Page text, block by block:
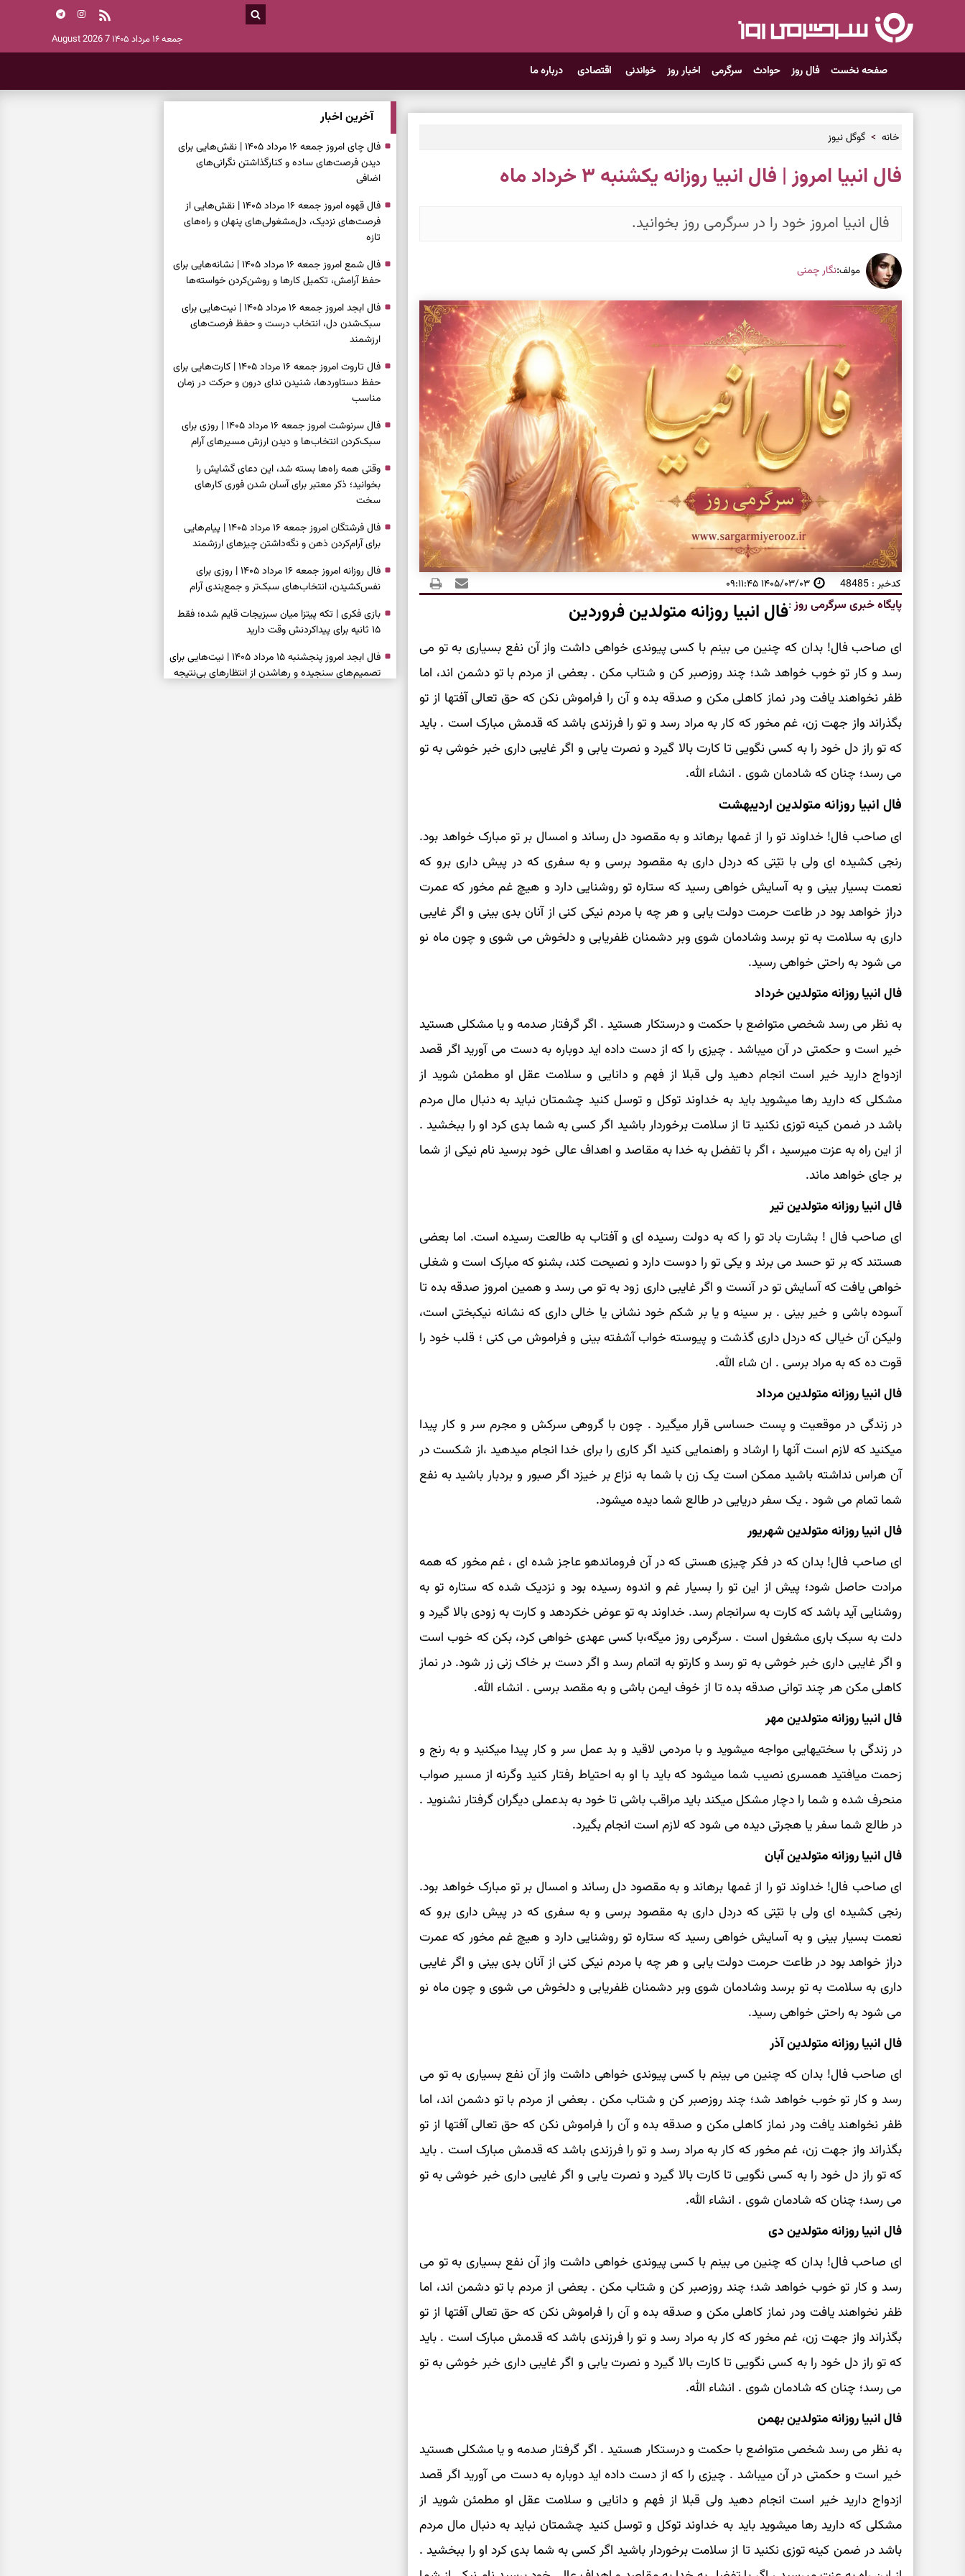
جمعه ۱۶ مرداد ۱۴۰۵ 7 August 2026
صفحه نخست فال روز حوادث سرگرمی اخبار روز خواندنی اقتصادی درباره ما
خانه گوگل نیوز
فال انبیا امروز | فال انبیا روزانه یکشنبه ۳ خرداد ماه
فال انبیا امروز خود را در سرگرمی روز بخوانید.
مولف:نگار چمنی
کدخبر : 48485 ۱۴۰۵/۰۳/۰۳ ۰۹:۱۱:۴۵
پایگاه خبری سرگرمی روز:فال انبیا روزانه متولدین فروردین
ای صاحب فال! بدان که چنین می بینم با کسی پیوندی خواهی داشت واز آن نفع بسیاری به تو می
رسد و کار تو خوب خواهد شد؛ چند روزصبر کن و شتاب مکن . بعضی از مردم با تو دشمن اند، اما
ظفر نخواهند یافت ودر نماز کاهلی مکن و صدقه بده و آن را فراموش نکن که حق تعالی آفتها از تو
بگذراند واز جهت زن، غم مخور که کار به مراد رسد و تو را فرزندی باشد که قدمش مبارک است . باید
که تو راز دل خود را به کسی نگویی تا کارت بالا گیرد و نصرت یابی و اگر غایبی داری خبر خوشی به تو
می رسد؛ چنان که شادمان شوی . انشاء الله.
فال انبیا روزانه متولدین اردیبهشت
ای صاحب فال! خداوند تو را از غمها برهاند و به مقصود دل رساند و امسال بر تو مبارک خواهد بود.
رنجی کشیده ای ولی با نیّتی که دردل داری به مقصود برسی و به سفری که در پیش داری برو که
نعمت بسیار بینی و به آسایش خواهی رسید که ستاره تو روشنایی دارد و هیچ غم مخور که عمرت
دراز خواهد بود در طاعت حرمت دولت یابی و هر چه با مردم نیکی کنی از آنان بدی بینی و اگر غایبی
داری به سلامت به تو برسد وشادمان شوی وبر دشمنان ظفریابی و دلخوش می شوی و چون ماه نو
می شود به راحتی خواهی رسید.
فال انبیا روزانه متولدین خرداد
به نظر می رسد شخصی متواضع با حکمت و درستکار هستید . اگر گرفتار صدمه و یا مشکلی هستید
خیر است و حکمتی در آن میباشد . چیزی را که از دست داده اید دوباره به دست می آورید اگر قصد
ازدواج دارید خیر است انجام دهید ولی قبلا از فهم و دانایی و سلامت عقل او مطمئن شوید از
مشکلی که دارید رها میشوید باید به خداوند توکل و توسل کنید چشمتان نباید به دنبال مال مردم
باشد در ضمن کینه توزی نکنید تا از سلامت برخوردار باشید اگر کسی به شما بدی کرد او را ببخشید .
از این راه به عزت میرسید ، اگر با تفضل به خدا به مقاصد و اهداف عالی خود برسید نام نیکی از شما
بر جای خواهد ماند.
فال انبیا روزانه متولدین تیر
ای صاحب فال ! بشارت باد تو را که به دولت رسیده ای و آفتاب به طالعت رسیده است. اما بعضی
هستند که بر تو حسد می برند و یکی تو را دوست دارد و نصیحت کند، بشنو که مبارک است و شغلی
خواهی یافت که آسایش تو در آنست و اگر غایبی داری زود به تو می رسد و همین امروز صدقه بده تا
آسوده باشی و خیر بینی . بر سینه و یا بر شکم خود نشانی یا خالی داری که نشانه نیکبختی است،
ولیکن آن خیالی که دردل داری گذشت و پیوسته خواب آشفته بینی و فراموش می کنی ؛ قلب خود را
قوت ده که به مراد برسی . ان شاء الله.
فال انبیا روزانه متولدین مرداد
در زندگی در موقعیت و پست حساسی قرار میگیرد . چون با گروهی سرکش و مجرم سر و کار پیدا
میکنید که لازم است آنها را ارشاد و راهنمایی کنید اگر کاری را برای خدا انجام میدهید ،از شکست در
آن هراس نداشته باشید ممکن است یک زن با شما به نزاع بر خیزد اگر صبور و بردبار باشید به نفع
شما تمام می شود . یک سفر دریایی در طالع شما دیده میشود.
فال انبیا روزانه متولدین شهریور
ای صاحب فال! بدان که در فکر چیزی هستی که در آن فروماندهو عاجز شده ای ، غم مخور که همه
مرادت حاصل شود؛ پیش از این تو را بسیار غم و اندوه رسیده بود و نزدیک شده که ستاره تو به
روشنایی آید باشد که کارت به سرانجام رسد. خداوند به تو عوض خکردهد و کارت به زودی بالا گیرد و
دلت به سبک باری مشغول است . سرگرمی روز میگه،با کسی عهدی خواهی کرد، بکن که خوب است
و اگر غایبی داری خبر خوشی به تو رسد و کارتو به اتمام رسد و اگر دست بر خاک زنی زر شود. در نماز
کاهلی مکن هر چند توانی صدقه بده تا از خوف ایمن باشی و به مقصد برسی . انشاء الله.
فال انبیا روزانه متولدین مهر
در زندگی با سختیهایی مواجه میشوید و با مردمی لاقید و بد عمل سر و کار پیدا میکنید و به رنج و
زحمت میافتید همسری نصیب شما میشود که باید با او به احتیاط رفتار کنید وگرنه از مسیر صواب
منحرف شده و شما را دچار مشکل میکند باید مراقب باشی تا خود به بدعملی دیگران گرفتار نشنوید .
در طالع شما سفر یا هجرتی دیده می شود که لازم است انجام بگیرد.
فال انبیا روزانه متولدین آبان
ای صاحب فال! خداوند تو را از غمها برهاند و به مقصود دل رساند و امسال بر تو مبارک خواهد بود.
رنجی کشیده ای ولی با نیّتی که دردل داری به مقصود برسی و به سفری که در پیش داری برو که
نعمت بسیار بینی و به آسایش خواهی رسید که ستاره تو روشنایی دارد و هیچ غم مخور که عمرت
دراز خواهد بود در طاعت حرمت دولت یابی و هر چه با مردم نیکی کنی از آنان بدی بینی و اگر غایبی
داری به سلامت به تو برسد وشادمان شوی وبر دشمنان ظفریابی و دلخوش می شوی و چون ماه نو
می شود به راحتی خواهی رسید.
فال انبیا روزانه متولدین آذر
ای صاحب فال! بدان که چنین می بینم با کسی پیوندی خواهی داشت واز آن نفع بسیاری به تو می
رسد و کار تو خوب خواهد شد؛ چند روزصبر کن و شتاب مکن . بعضی از مردم با تو دشمن اند، اما
ظفر نخواهند یافت ودر نماز کاهلی مکن و صدقه بده و آن را فراموش نکن که حق تعالی آفتها از تو
بگذراند واز جهت زن، غم مخور که کار به مراد رسد و تو را فرزندی باشد که قدمش مبارک است . باید
که تو راز دل خود را به کسی نگویی تا کارت بالا گیرد و نصرت یابی و اگر غایبی داری خبر خوشی به تو
می رسد؛ چنان که شادمان شوی . انشاء الله.
فال انبیا روزانه متولدین دی
ای صاحب فال! بدان که چنین می بینم با کسی پیوندی خواهی داشت واز آن نفع بسیاری به تو می
رسد و کار تو خوب خواهد شد؛ چند روزصبر کن و شتاب مکن . بعضی از مردم با تو دشمن اند، اما
ظفر نخواهند یافت ودر نماز کاهلی مکن و صدقه بده و آن را فراموش نکن که حق تعالی آفتها از تو
بگذراند واز جهت زن، غم مخور که کار به مراد رسد و تو را فرزندی باشد که قدمش مبارک است . باید
که تو راز دل خود را به کسی نگویی تا کارت بالا گیرد و نصرت یابی و اگر غایبی داری خبر خوشی به تو
می رسد؛ چنان که شادمان شوی . انشاء الله.
فال انبیا روزانه متولدین بهمن
به نظر می رسد شخصی متواضع با حکمت و درستکار هستید . اگر گرفتار صدمه و یا مشکلی هستید
خیر است و حکمتی در آن میباشد . چیزی را که از دست داده اید دوباره به دست می آورید اگر قصد
ازدواج دارید خیر است انجام دهید ولی قبلا از فهم و دانایی و سلامت عقل او مطمئن شوید از
مشکلی که دارید رها میشوید باید به خداوند توکل و توسل کنید چشمتان نباید به دنبال مال مردم
باشد در ضمن کینه توزی نکنید تا از سلامت برخوردار باشید اگر کسی به شما بدی کرد او را ببخشید .
آخرین اخبار
فال چای امروز جمعه ۱۶ مرداد ۱۴۰۵ | نقش‌هایی برای
دیدن فرصت‌های ساده و کنارگذاشتن نگرانی‌های
اضافی
فال قهوه امروز جمعه ۱۶ مرداد ۱۴۰۵ | نقش‌هایی از
فرصت‌های نزدیک، دل‌مشغولی‌های پنهان و راه‌های
تازه
فال شمع امروز جمعه ۱۶ مرداد ۱۴۰۵ | نشانه‌هایی برای
حفظ آرامش، تکمیل کارها و روشن‌کردن خواسته‌ها
فال ابجد امروز جمعه ۱۶ مرداد ۱۴۰۵ | نیت‌هایی برای
سبک‌شدن دل، انتخاب درست و حفظ فرصت‌های
ارزشمند
فال تاروت امروز جمعه ۱۶ مرداد ۱۴۰۵ | کارت‌هایی برای
حفظ دستاوردها، شنیدن ندای درون و حرکت در زمان
مناسب
فال سرنوشت امروز جمعه ۱۶ مرداد ۱۴۰۵ | روزی برای
سبک‌کردن انتخاب‌ها و دیدن ارزش مسیرهای آرام
وقتی همه راه‌ها بسته شد، این دعای گشایش را
بخوانید؛ ذکر معتبر برای آسان شدن فوری کارهای
سخت
فال فرشتگان امروز جمعه ۱۶ مرداد ۱۴۰۵ | پیام‌هایی
برای آرام‌کردن ذهن و نگه‌داشتن چیزهای ارزشمند
فال روزانه امروز جمعه ۱۶ مرداد ۱۴۰۵ | روزی برای
نفس‌کشیدن، انتخاب‌های سبک‌تر و جمع‌بندی آرام
بازی فکری | تکه پیتزا میان سبزیجات قایم شده؛ فقط
۱۵ ثانیه برای پیداکردنش وقت دارید
فال ابجد امروز پنجشنبه ۱۵ مرداد ۱۴۰۵ | نیت‌هایی برای
تصمیم‌های سنجیده و رهاشدن از انتظارهای بی‌نتیجه